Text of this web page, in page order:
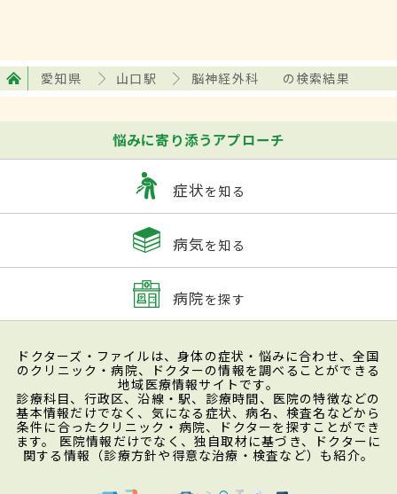
愛知県 山口駅 脳神経外科 の検索結果
悩みに寄り添うアプローチ
症状を知る
病気を知る
病院を探す
ドクターズ・ファイルは、身体の症状・悩みに合わせ、全国
のクリニック・病院、ドクターの情報を調べることができる
地域医療情報サイトです。
診療科目、行政区、沿線・駅、診療時間、医院の特徴などの
基本情報だけでなく、気になる症状、病名、検査名などから
条件に合ったクリニック・病院、ドクターを探すことができ
ます。 医院情報だけでなく、独自取材に基づき、ドクターに
関する情報（診療方針や得意な治療・検査など）も紹介。